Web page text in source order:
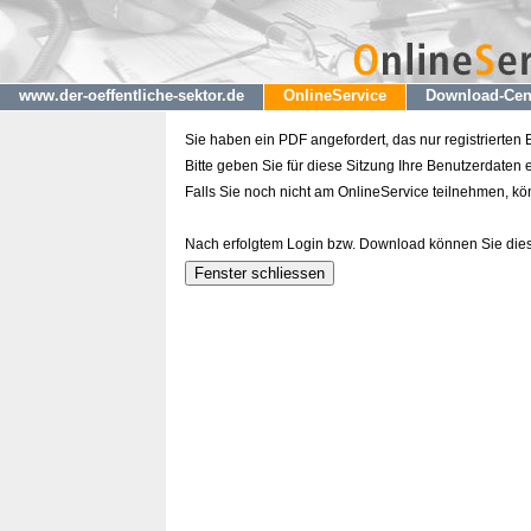
www.der-oeffentliche-sektor.de OnlineService Download-
Sie haben ein PDF angefordert, das nur registrierten
Bitte geben Sie für diese Sitzung Ihre Benutzerdaten
Falls Sie noch nicht am OnlineService teilnehmen,
Nach erfolgtem Login bzw. Download können Sie